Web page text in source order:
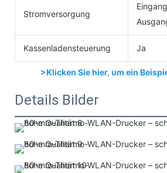
Stromversorgung
Kassenladensteuerung Ja
>Klicken Sie hier, um ein
Details Bilder